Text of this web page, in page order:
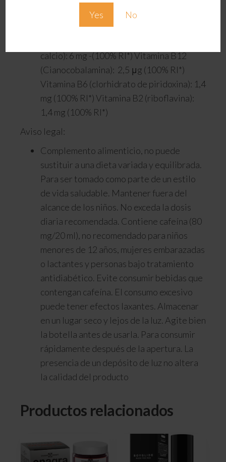
Yes No
Ginseng (Panax Ginseng Meyer): 60 mg
Vitamina B3 (Nicotinamida): 16 mg (100%
calcio): 6 mg -(100% RI*) Vitamina B12
(Cianocobalamina): 2,5 μg (100% RI*)
Vitamina B6 (clorhidrato de piridoxina): 1,4
mg (100% RI*) Vitamina B2 (riboflavina):
1,4 mg (100% RI*)
Aviso legal:
Complemento alimenticio, no puede
sustituir a una dieta variada y equilibrada.
Para ser tomado como parte de un estilo
de vida saludable. Mantener fuera del
alcance de los niños. No exceda la dosis
diaria recomendada. Contiene cafeína (80
mg/20 ml), no recomendado para niños
menores de 12 años, mujeres embarazadas
o lactantes y personas bajo tratamiento
antidiabético. Evite consumir bebidas que
contengan cafeína. El consumo excesivo
puede tener efectos laxantes. Almacenar
en un lugar seco y lejos de la luz. Agite bien
la botella antes de usarla. Para consumir
rápidamente después de la apertura. La
presencia de un depósito de luz no altera
la calidad del producto
Productos relacionados